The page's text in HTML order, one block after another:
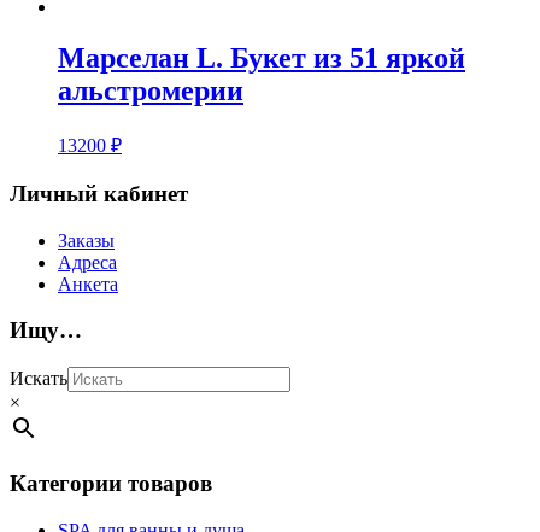
Марселан L. Букет из 51 яркой
альстромерии
13200 ₽
Личный кабинет
Заказы
Адреса
Анкета
Ищу…
Искать
×
Категории товаров